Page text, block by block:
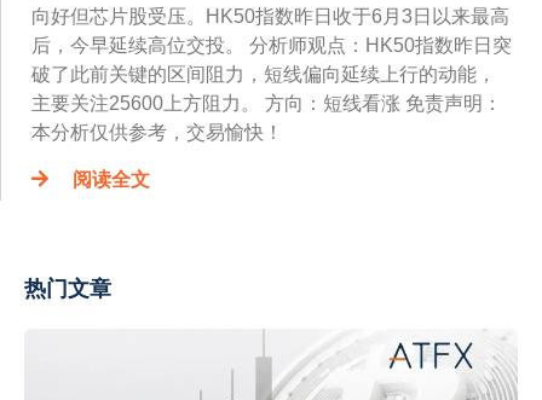
向好但芯片股受压。HK50指数昨日收于6月3日以来最高
后，今早延续高位交投。 分析师观点：HK50指数昨日突
破了此前关键的区间阻力，短线偏向延续上行的动能，
主要关注25600上方阻力。 方向：短线看涨 免责声明：
本分析仅供参考，交易愉快！
阅读全文
热门文章